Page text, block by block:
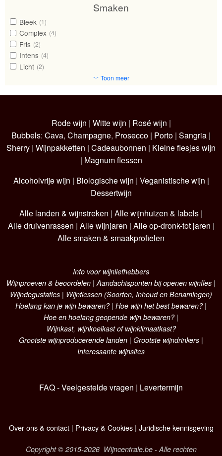
Smaken
Bleek (1)
Complex (4)
Fris (2)
Intens (4)
Licht (2)
﹀ Toon meer
Rode wijn | Witte wijn | Rosé wijn |
Bubbels: Cava, Champagne, Prosecco | Porto | Sangria |
Sherry | Wijnpakketten | Cadeaubonnen | Kleine flesjes wijn
| Magnum flessen
Alcoholvrije wijn | Biologische wijn | Veganistische wijn |
Dessertwijn
Alle landen & wijnstreken | Alle wijnhuizen & labels |
Alle druivenrassen | Alle wijnjaren | Alle op-dronk-tot jaren |
Alle smaken & smaakprofielen
Info voor wijnliefhebbers
Wijnproeven & beoordelen | Aandachtspunten bij openen wijnfles |
Wijndegustaties | Wijnflessen (Soorten, Inhoud en Benamingen)
Hoelang kan je wijn bewaren?| Hoe wijn het best bewaren?|
Hoe en hoelang geopende wijn bewaren?|
Wijnkast, wijnkoelkast of wijnklimaatkast?
Grootste wijnproducerende landen | Grootste wijndrinkers |
Interessante wijnsites
FAQ - Veelgestelde vragen | Levertermijn
Over ons & contact| Privacy & Cookies| Juridische kennisgeving
Copyright © 2015-2026 Wijncentrale.be - Alle rechten